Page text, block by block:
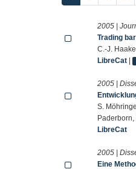
2005 |
Trading
C.-J.
LibreCat |
2005 |
S.
Paderborn,
LibreCat
2005 |
Eine